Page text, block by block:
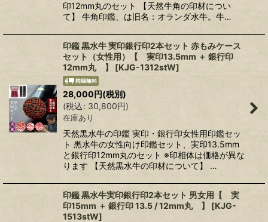
印12mm丸のセット 【天然牛角の印材につい
て】 牛角印鑑、は旧名：オランダ水牛。牛…
印鑑 黒水牛 実印銀行印2本セット 赤もみケース
セット（女性用）【 実印13.5mm ＋ 銀行印
12mm丸 】
[KJG-1312stW]
28,000円(税別)
(税込: 30,800円)
在庫あり
天然黒水牛の印鑑 実印・銀行印女性用印鑑セッ
ト 黒水牛の女性向け印鑑セット、実印13.5mm
と銀行印12mm丸のセット ※印相体は価格が異な
ります 【天然黒水牛の印材について】 …
印鑑 黒水牛実印銀行印2本セット 男女用【 実
印15mm ＋ 銀行印 13.5 / 12mm丸 】
[KJG-
1513stW]